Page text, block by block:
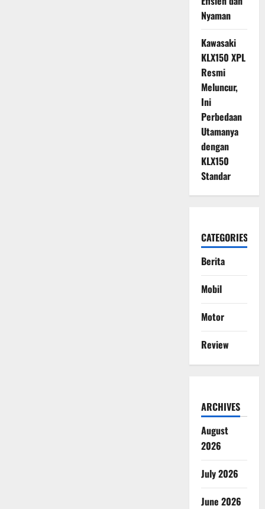
Nyaman
Kawasaki
KLX150 XPL
Resmi
Meluncur,
Ini
Perbedaan
Utamanya
dengan
KLX150
Standar
CATEGORIES
Berita
Mobil
Motor
Review
ARCHIVES
August
2026
July 2026
June 2026